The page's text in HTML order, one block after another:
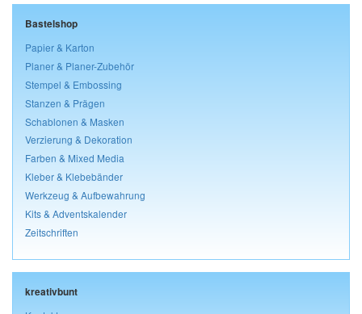
Bastelshop
Papier & Karton
Planer & Planer-Zubehör
Stempel & Embossing
Stanzen & Prägen
Schablonen & Masken
Verzierung & Dekoration
Farben & Mixed Media
Kleber & Klebebänder
Werkzeug & Aufbewahrung
Kits & Adventskalender
Zeitschriften
kreativbunt